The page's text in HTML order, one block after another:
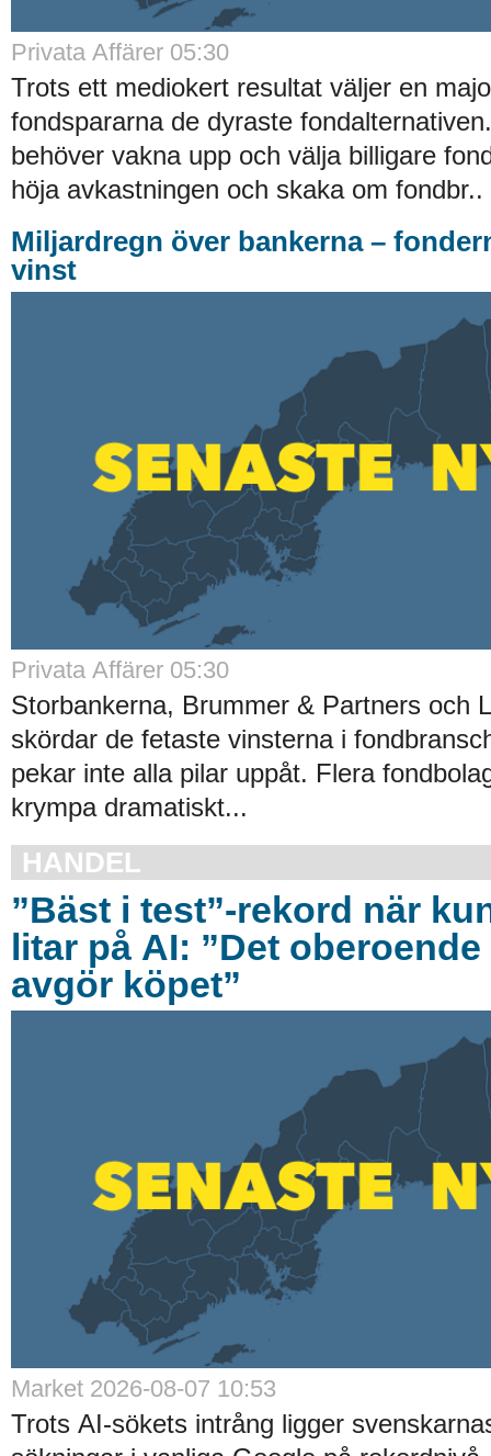
Privata Affärer 05:30
Trots ett mediokert resultat väljer en
fondspararna de dyraste
behöver vakna upp och välja billigare
höja avkastningen och skaka om fondbr..
Miljardregn över bankerna –
vinst
Privata Affärer 05:30
Storbankerna, Brummer & Partners och
skördar de fetaste vinsterna i
pekar inte alla pilar uppåt. Flera
krympa dramatiskt...
HANDEL
”Bäst i test”-rekord när
litar på AI: ”Det
avgör köpet”
Market 2026-08-07 10:53
Trots AI-sökets intrång ligger